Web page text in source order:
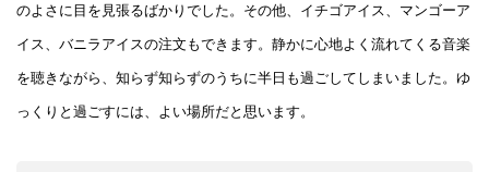
のよさに目を見張るばかりでした。その他、イチゴアイス、マンゴーア
イス、バニラアイスの注文もできます。静かに心地よく流れてくる音楽
を聴きながら、知らず知らずのうちに半日も過ごしてしまいました。ゆ
っくりと過ごすには、よい場所だと思います。